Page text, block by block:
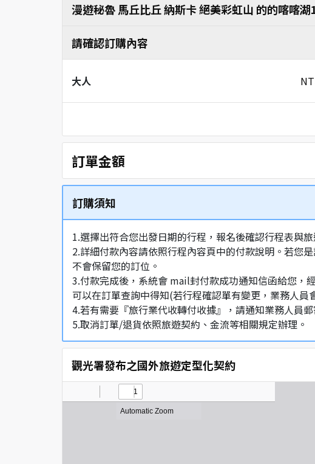
漫遊秘魯 馬丘比丘 納斯卡 絕美彩虹山 的的喀喀湖
請確認訂購內容
大人
訂單金額
訂購須知
1.選擇出符合您出發日期的行程，報名後確認行程表與
2.詳細付款內容請依照行程內容頁中的付款說明。若您
不會保留您的訂位。
3.付款完成後，系統會 mail封付款成功通知信函給您，
可以在訂單查詢中得知(若行程確認單有變更，業務人員
4.若有需要『旅行業代收轉付收據』，請通知業務人員
5.取消訂單/退貨依照旅遊契約、金流等相關規定辦理。
觀光署發布之國外旅遊定型化契約